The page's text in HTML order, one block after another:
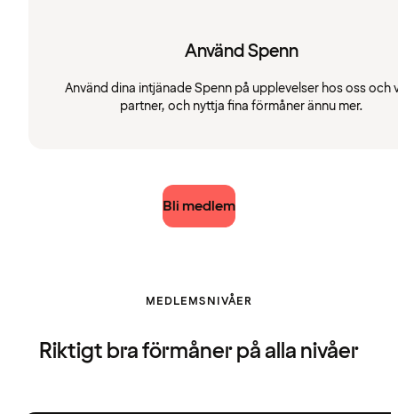
Använd Spenn
Använd dina intjänade Spenn på upplevelser hos oss och
partner, och nyttja fina förmåner ännu mer.
Bli medlem
MEDLEMSNIVÅER
Riktigt bra förmåner på alla nivåer